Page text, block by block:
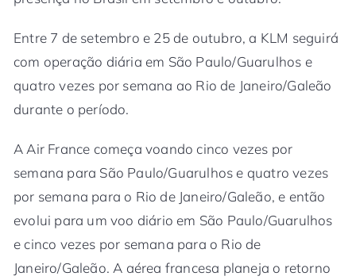
Entre 7 de setembro e 25 de outubro, a KLM seguirá
com operação diária em São Paulo/Guarulhos e
quatro vezes por semana ao Rio de Janeiro/Galeão
durante o período.
A Air France começa voando cinco vezes por
semana para São Paulo/Guarulhos e quatro vezes
por semana para o Rio de Janeiro/Galeão, e então
evolui para um voo diário em São Paulo/Guarulhos
e cinco vezes por semana para o Rio de
Janeiro/Galeão. A aérea francesa planeja o retorno